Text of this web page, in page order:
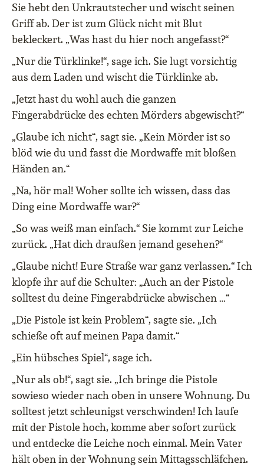
Sie hebt den Unkrautstecher und wischt seinen
Griff ab. Der ist zum Glück nicht mit Blut
bekleckert. „Was hast du hier noch angefasst?“
„Nur die Türklinke!“, sage ich. Sie lugt vorsichtig
aus dem Laden und wischt die Türklinke ab.
„Jetzt hast du wohl auch die ganzen
Fingerabdrücke des echten Mörders abgewischt?“
„Glaube ich nicht“, sagt sie. „Kein Mörder ist so
blöd wie du und fasst die Mordwaffe mit bloßen
Händen an.“
„Na, hör mal! Woher sollte ich wissen, dass das
Ding eine Mordwaffe war?“
„So was weiß man einfach.“ Sie kommt zur Leiche
zurück. „Hat dich draußen jemand gesehen?“
„Glaube nicht! Eure Straße war ganz verlassen.“ Ich
klopfe ihr auf die Schulter: „Auch an der Pistole
solltest du deine Fingerabdrücke abwischen …“
„Die Pistole ist kein Problem“, sagte sie. „Ich
schieße oft auf meinen Papa damit.“
„Ein hübsches Spiel“, sage ich.
„Nur als ob!“, sagt sie. „Ich bringe die Pistole
sowieso wieder nach oben in unsere Wohnung. Du
solltest jetzt schleunigst verschwinden! Ich laufe
mit der Pistole hoch, komme aber sofort zurück
und entdecke die Leiche noch einmal. Mein Vater
hält oben in der Wohnung sein Mittagsschläfchen.